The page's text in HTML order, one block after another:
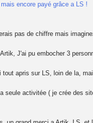
encore payé grâce a LS !
pas de chiffre mais
J'ai pu embocher 3
tout apris sur LS, loin de la,
seule activitée ( je crée des